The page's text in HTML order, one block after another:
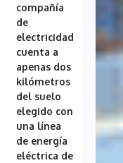
compañía
de
electricidad
cuenta a
apenas dos
kilómetros
del suelo
elegido con
una línea
de energía
eléctrica de